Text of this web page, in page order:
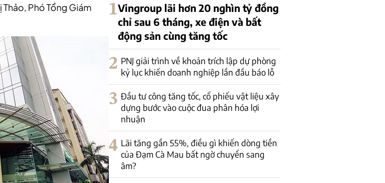
Thảo, Phó Tổng Giám
1Vingroup lãi hơn 20 nghìn tỷ đồng
chỉ sau 6 tháng, xe điện và bất
động sản cùng tăng tốc
2 PNJ giải trình về khoản trích lập dự phòng
kỷ lục khiến doanh nghiệp lần đầu báo lỗ
3 Đầu tư công tăng tốc, cổ phiếu vật liệu xây
dựng bước vào cuộc đua phân hóa lợi
nhuận
4 Lãi tăng gần 55%, điều gì khiến dòng tiền
của Đạm Cà Mau bất ngờ chuyển sang
âm?